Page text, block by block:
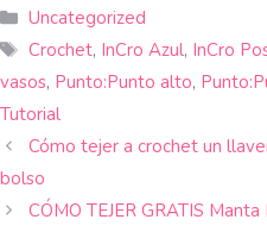
Categorías
Uncategorized
Etiquetas
Crochet, InCro Azul, InCro
vasos, Punto:Punto alto,
Tutorial
Cómo tejer a crochet un
bolso
CÓMO TEJER GRATIS